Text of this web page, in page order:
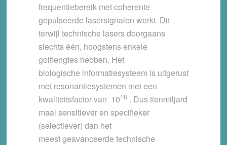
frequentiebereik met coherente
gepulseerde lasersignalen werkt. Dit
terwijl technische lasers doorgaans
slechts één, hoogstens enkele
golflengtes hebben. Het
biologische informatiesysteem is uitgerust
met resonantiesystemen met een
kwaliteitsfactor van 1018 . Dus tienmiljard
maal sensitiever en specifieker
(selectiever) dan het
meest geavanceerde technische